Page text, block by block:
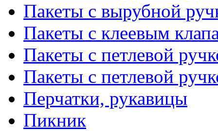
Пакеты с вырубной
Пакеты с клеевым
Пакеты с петлевой
Пакеты с петлевой
Перчатки, рукавицы
Пикник